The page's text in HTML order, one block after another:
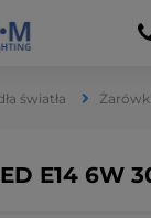
światła
E14 6W